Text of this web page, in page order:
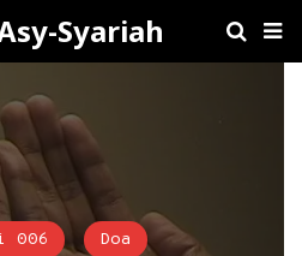
Syariah
006 Doa